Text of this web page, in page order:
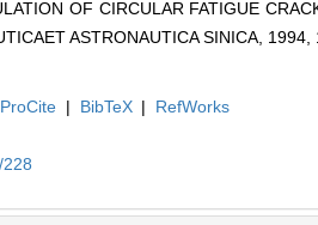
OF CIRCULAR FATIGUE
ASTRONAUTICA SINICA,
ProCite | BibTeX |
RefWorks